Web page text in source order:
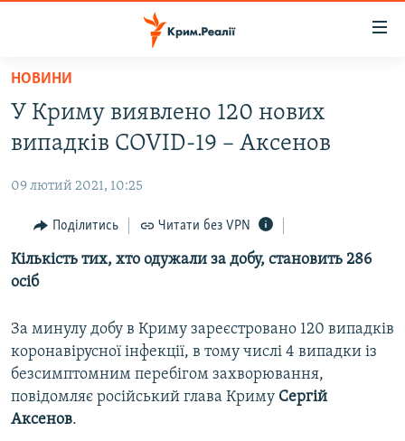
Перейти
основного
матеріалу
до
навігації
Перейти
до
ВОДА.КРИМ
ПОЛІТИКА
БЛОГИ
ПОГЛЯД
ІНТЕРВ'Ю
ВСЕ ЗА ДЕНЬ
СПЕЦПРОЕКТИ
ДЕПОРТАЦІЯ
ВІДЕОУРОКИ «ELIFBE»
ЯК ОБІЙТИ БЛОКУВАННЯ
НОВИНИ
У Криму виявлено 120 нових
випадків COVID-19 – Аксенов
09 лютий 2021, 10:25
Поділитись Читати без VPN
Кількість тих, хто одужали за добу, становить 286
осіб
За минулу добу в Криму зареєстровано 120 випадків
коронавірусної інфекції, в тому числі 4 випадки із
безсимптомним перебігом захворювання,
повідомляє російський глава Криму Сергій
Аксенов.